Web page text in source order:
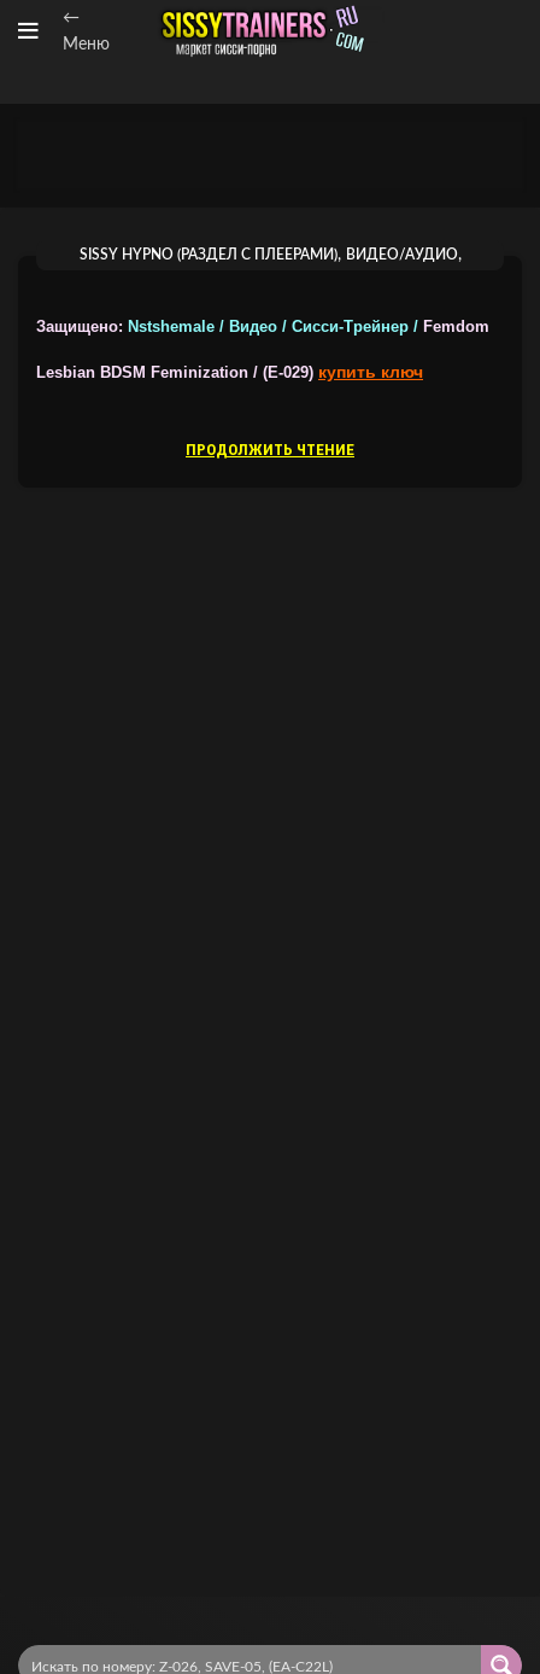
←
Меню
SISSY HYPNO (РАЗДЕЛ С ПЛЕЕРАМИ), ВИДЕО/АУДИО,
Защищено: Nstshemale / Видео / Сисси-Трейнер / Femdom
Lesbian BDSM Feminization / (E-029) купить ключ
ПРОДОЛЖИТЬ ЧТЕНИЕ